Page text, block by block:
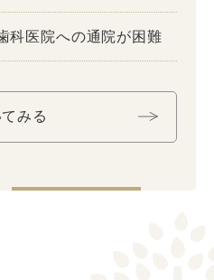
科医院への通院が困難
みる